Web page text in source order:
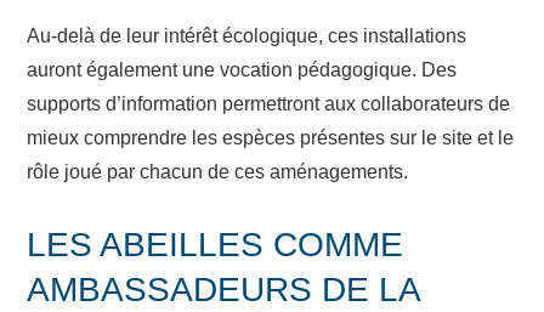
Au-delà de leur intérêt écologique, ces installations
auront également une vocation pédagogique. Des
supports d’information permettront aux collaborateurs de
mieux comprendre les espèces présentes sur le site et le
rôle joué par chacun de ces aménagements.
LES ABEILLES COMME
AMBASSADEURS DE LA